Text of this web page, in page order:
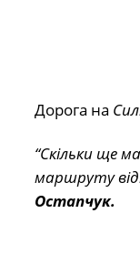
Дорога на
“Скільки ще
маршруту
Остапчук.